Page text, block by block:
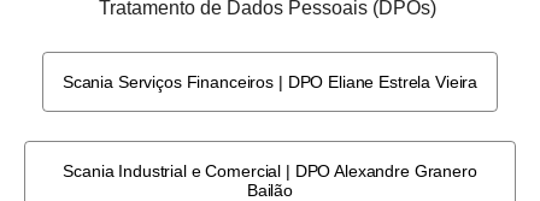
Tratamento de Dados Pessoais (DPOs)
Scania Serviços Financeiros | DPO Eliane Estrela Vieira
Scania Industrial e Comercial | DPO Alexandre Granero
Bailão